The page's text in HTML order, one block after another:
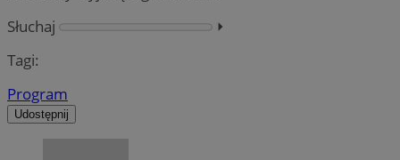
Słuchaj
⏵︎
Tagi:
Program
Udostępnij